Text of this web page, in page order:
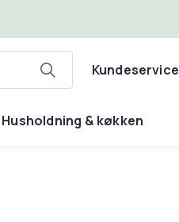
Kundeservice
Husholdning & køkken